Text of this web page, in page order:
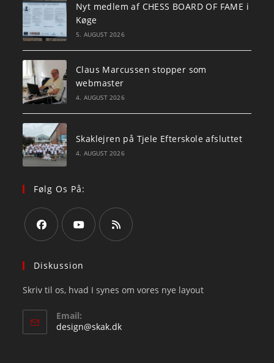
Nyt medlem af CHESS BOARD OF FAME i
Køge
5. AUGUST 2026
Claus Marcussen stopper som
webmaster
4. AUGUST 2026
Skaklejren på Tjele Efterskole afsluttet
4. AUGUST 2026
Følg Os På:
in
new
tab
in
new
new
Diskussion
Skriv til os, hvad I synes om vores nye layout
Email:
design@skak.dkOpens